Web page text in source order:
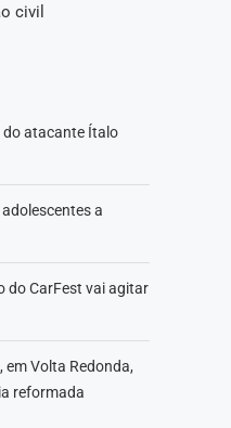
civil
atacante Ítalo
a
do CarFest vai agitar
em Volta Redonda,
reformada